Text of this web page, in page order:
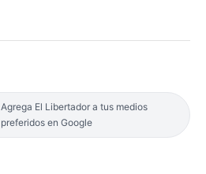
Agrega El Libertador a tus medios
preferidos en Google